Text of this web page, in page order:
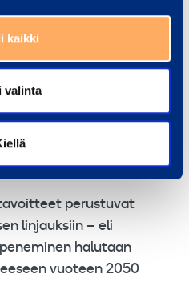
kaikki
valinta
(SBTi)on vuonna
jonka muodostavat
ympäristöjärjestö
WRI.
perustuvat
linjauksiin – eli
halutaan
vuoteen 2050